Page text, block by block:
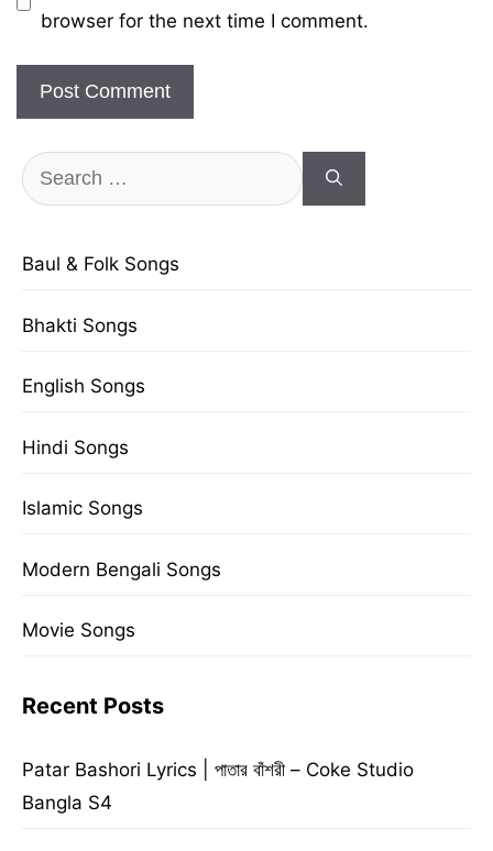
browser for the next time I comment.
Search
for:
Baul & Folk Songs
Bhakti Songs
English Songs
Hindi Songs
Islamic Songs
Modern Bengali Songs
Movie Songs
Recent Posts
Patar Bashori Lyrics | পাতার বাঁশরী – Coke Studio
Bangla S4